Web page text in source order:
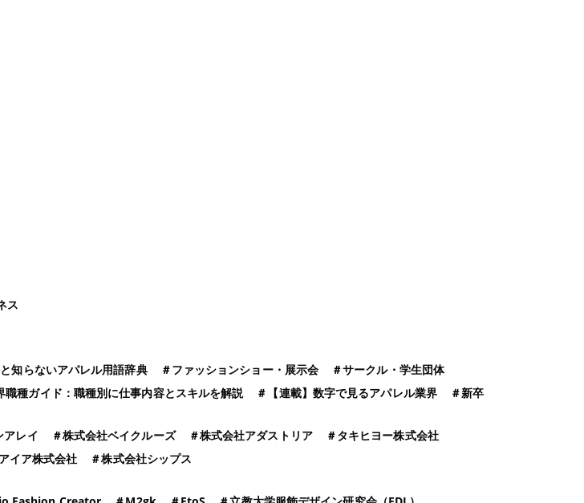
ス
と知らないアパレル用語辞典 ＃ファッションショー・展示会 ＃サークル・学生団体
職種ガイド：職種別に仕事内容とスキルを解説 ＃ 【連載】数字で見るアパレル業界 ＃新卒
アレイ ＃株式会社ベイクルーズ ＃株式会社アダストリア ＃タキヒヨー株式会社
アイア株式会社 ＃株式会社シップス